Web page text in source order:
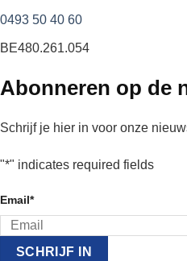
0493 50 40 60
BE480.261.054
Abonneren op de
Schrijf je hier in voor onze
"*" indicates required fields
Email*
SCHRIJF IN